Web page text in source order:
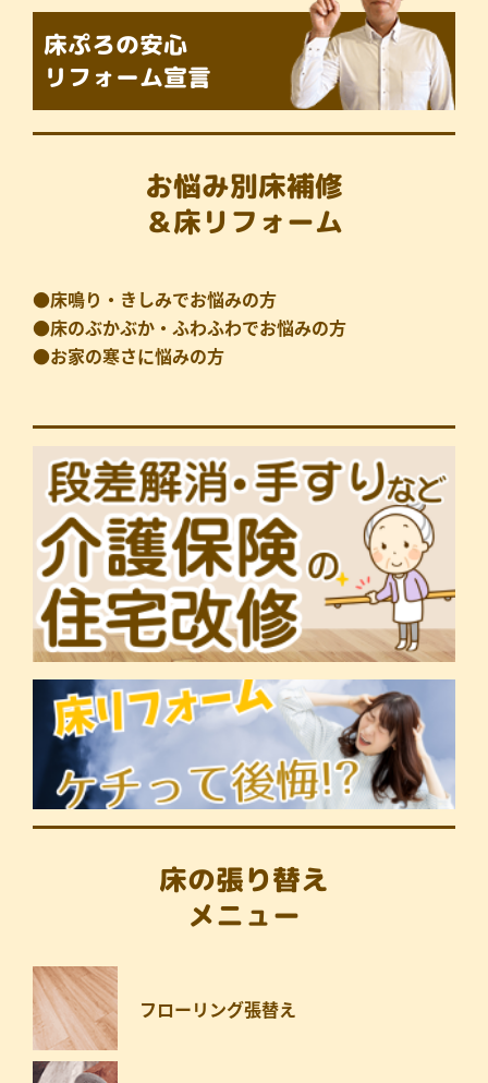
床ぷろの安心
リフォーム宣言
お悩み別床補修
＆床リフォーム
●床鳴り・きしみでお悩みの方
●床のぶかぶか・ふわふわでお悩みの方
●お家の寒さに悩みの方
床の張り替え
メニュー
フローリング張替え